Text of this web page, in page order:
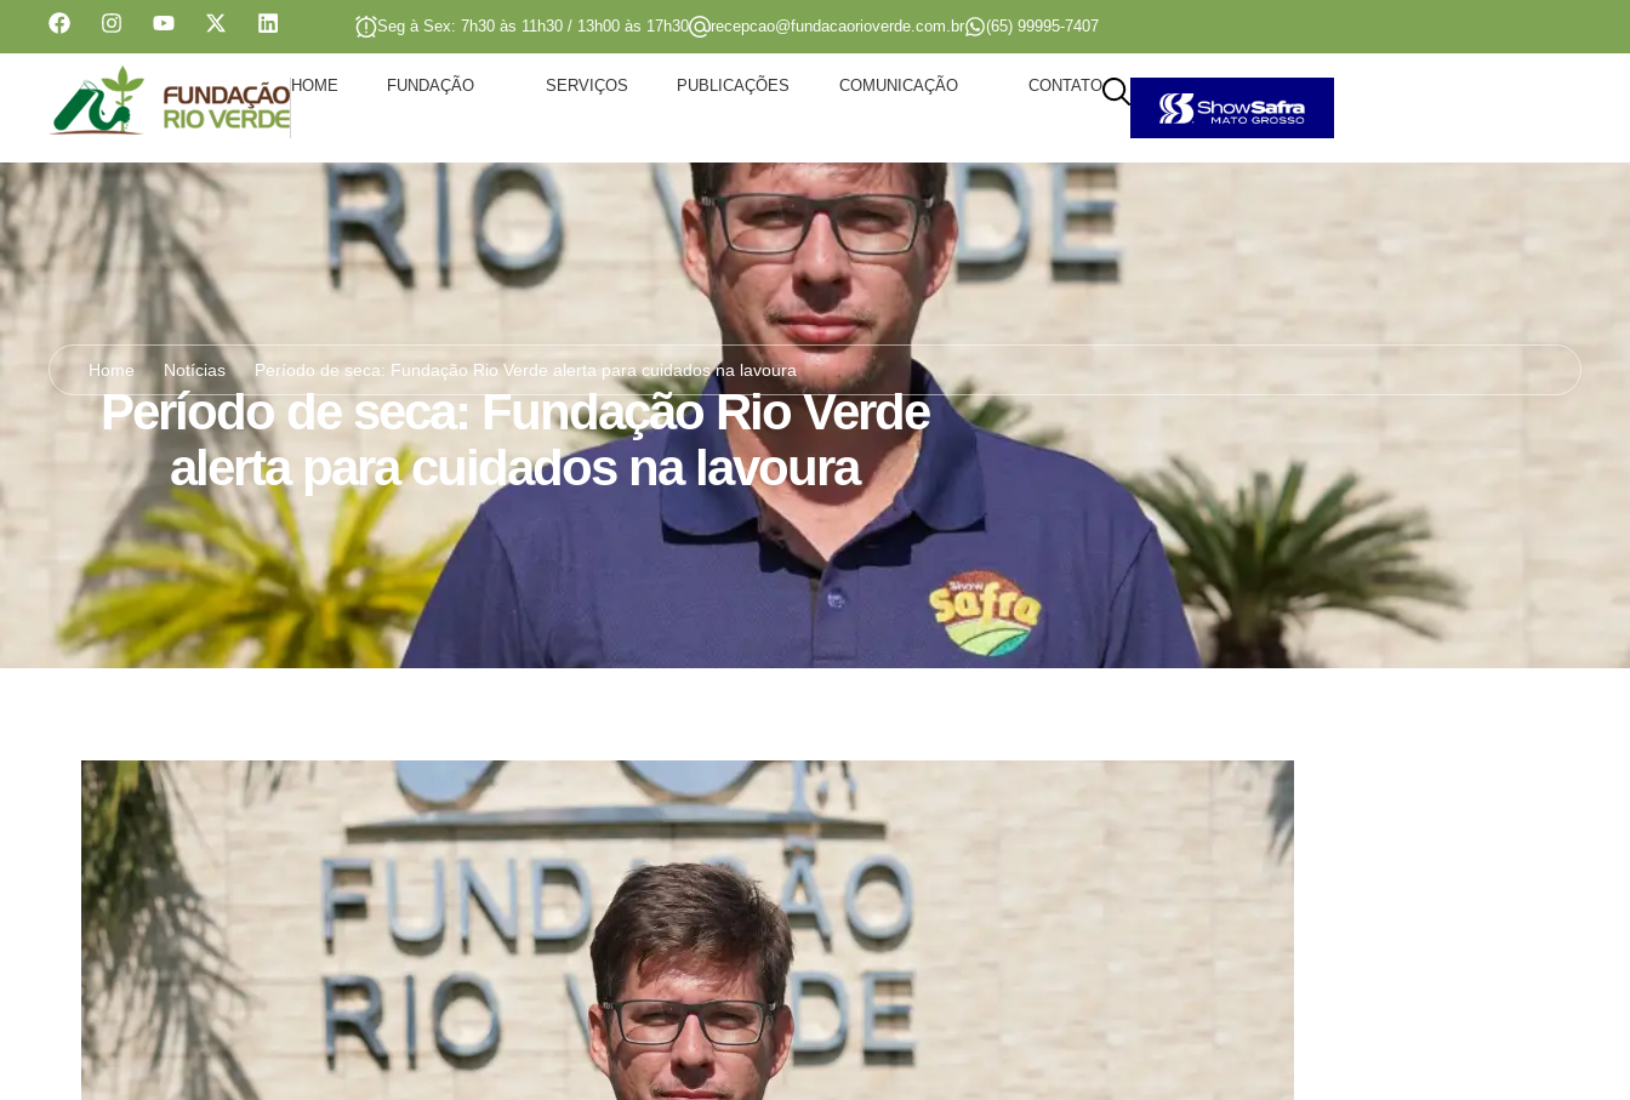
Seg à Sex: 7h30 às 11h30 / 13h00 às 17h30 recepcao@fundacaorioverde.com.br (65) 99995-7407
HOME FUNDAÇÃO SERVIÇOS PUBLICAÇÕES COMUNICAÇÃO CONTATO
Home Notícias Período de seca: Fundação Rio Verde alerta para cuidados na lavoura
Período de seca: Fundação Rio Verde
alerta para cuidados na lavoura